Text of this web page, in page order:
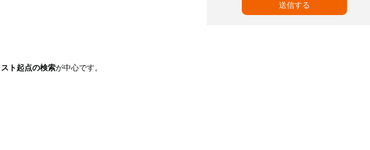
ト起点の検索が中心です。
送信する